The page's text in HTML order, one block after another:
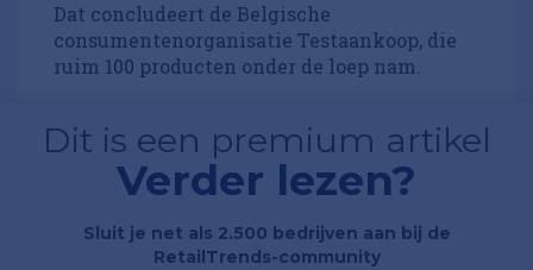
Dat concludeert de Belgische
consumentenorganisatie Testaankoop, die
ruim 100 producten onder de loep nam.
Dit is een premium artikel
Verder lezen?
Sluit je net als 2.500 bedrijven aan bij de
RetailTrends-community